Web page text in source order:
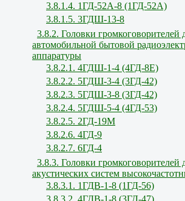
3.8.1.4. 1ГД-52А-8 (1ГД-52А)
3.8.1.5. 3ГДШ-13-8
3.8.2. Головки громкоговорителей
автомобильной бытовой
аппаратуры
3.8.2.1. 4ГДШ-1-4 (4ГД-8Е)
3.8.2.2. 5ГДШ-3-4 (3ГД-42)
3.8.2.3. 5ГДШ-3-8 (3ГД-42)
3.8.2.4. 5ГДШ-5-4 (4ГД-53)
3.8.2.5. 2ГД-19М
3.8.2.6. 4ГД-9
3.8.2.7. 6ГД-4
3.8.3. Головки
акустических систем
3.8.3.1. 1ГДВ-1-8 (1ГД-56)